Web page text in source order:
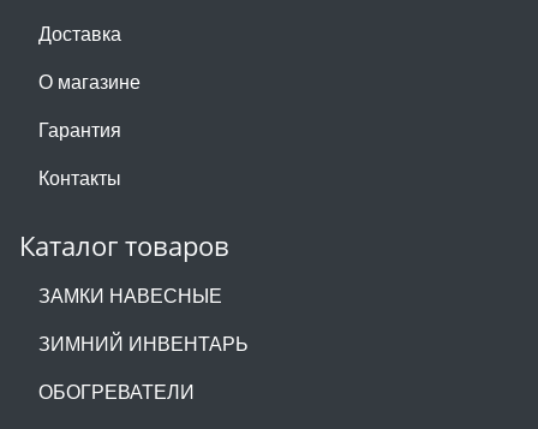
Доставка
О магазине
Гарантия
Контакты
Каталог товаров
ЗАМКИ НАВЕСНЫЕ
ЗИМНИЙ ИНВЕНТАРЬ
ОБОГРЕВАТЕЛИ